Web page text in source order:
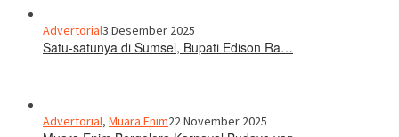
Advertorial3 Desember 2025
Satu-satunya di Sumsel, Bupati Edison Ra…
Advertorial, Muara Enim22 November 2025